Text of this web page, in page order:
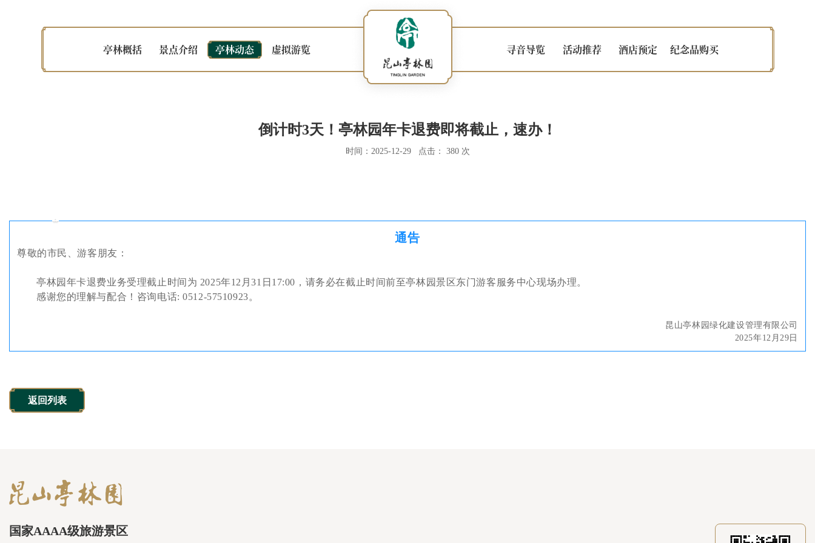
亭林概括 景点介绍 亭林动态 虚拟游览 寻音导览 活动推荐 酒店预定 纪念品购买
倒计时3天！亭林园年卡退费即将截止，速办！
时间：2025-12-29 点击： 380 次
通告
尊敬的市民、游客朋友：
亭林园年卡退费业务受理截止时间为 2025年12月31日17:00，请务必在截止时间前至亭林园景区东门游客服务中心现场办理。
感谢您的理解与配合！咨询电话: 0512-57510923。
昆山亭林园绿化建设管理有限公司
2025年12月29日
返回列表
国家AAAA级旅游景区